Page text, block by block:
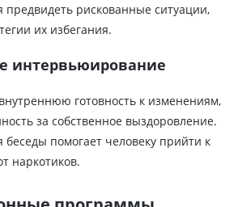
предвидеть рискованные ситуации,
их избегания.
интервьюирование
готовность к изменениям,
за собственное выздоровление.
помогает человеку прийти к
наркотиков.